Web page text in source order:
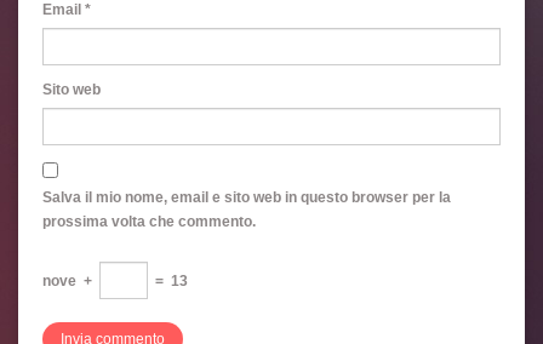
Email *
Sito web
Salva il mio nome, email e sito web in questo browser per la
prossima volta che commento.
nove + = 13